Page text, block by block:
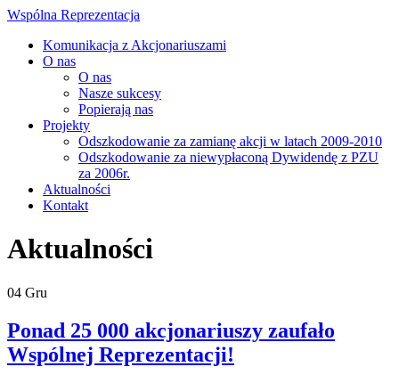
Wspólna Reprezentacja
Komunikacja z Akcjonariuszami
O nas
O nas
Nasze sukcesy
Popierają nas
Projekty
Odszkodowanie za zamianę akcji w latach 2009-2010
Odszkodowanie za niewypłaconą Dywidendę z PZU
za 2006r.
Aktualności
Kontakt
Aktualności
04 Gru
Ponad 25 000 akcjonariuszy zaufało
Wspólnej Reprezentacji!